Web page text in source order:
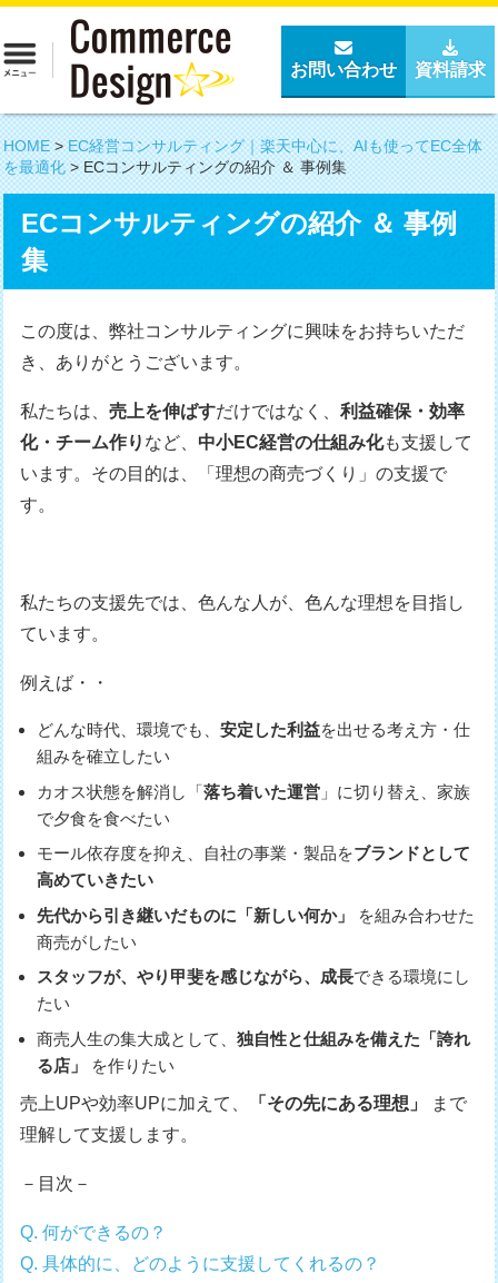
お問い合わせ 資料請求
HOME>EC経営コンサルティング｜楽天中心に、AIも使ってEC全体
を最適化>ECコンサルティングの紹介 ＆ 事例集
ECコンサルティングの紹介 ＆ 事例
集
この度は、弊社コンサルティングに興味をお持ちいただ
き、ありがとうございます。
私たちは、売上を伸ばすだけではなく、利益確保・効率
化・チーム作り など、 中小EC経営の仕組み化も支援して
います。その目的は、「理想の商売づくり」の支援で
す。
私たちの支援先では、色んな人が、色んな理想を目指し
ています。
例えば・・
どんな時代、環境でも、安定した利益を出せる考え方・仕
組みを確立したい
カオス状態を解消し「落ち着いた運営 」に切り替え、家族
で夕食を食べたい
モール依存度を抑え、自社の事業・製品をブランドとして
高めていきたい
先代から引き継いだものに「新しい何か」
を組み合わせた
商売がしたい
スタッフが、やり甲斐を感じながら、成長できる環境にし
たい
商売人生の集大成として、独自性と仕組みを備えた「誇れ
る店」
を作りたい
売上UPや効率UPに加えて、
「その先にある理想」
まで
理解して支援します。
－目次－
Q. 何ができるの？
Q. 具体的に、どのように支援してくれるの？